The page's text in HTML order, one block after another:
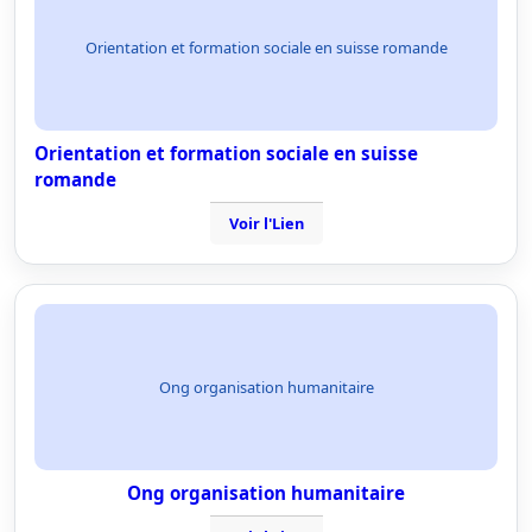
Orientation et formation sociale en suisse romande
Orientation et formation sociale en suisse
romande
Voir l'Lien
Ong organisation humanitaire
Ong organisation humanitaire